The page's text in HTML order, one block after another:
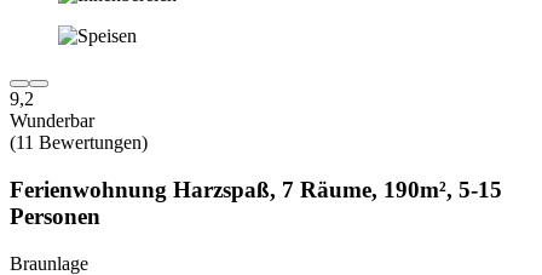
9,2
Wunderbar
(11 Bewertungen)
Ferienwohnung Harzspaß, 7 Räume, 190m², 5-15
Personen
Braunlage